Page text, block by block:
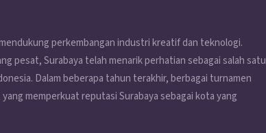
perkembangan industri kreatif dan teknologi.
pesat, Surabaya telah menarik perhatian sebagai salah satu
Dalam beberapa tahun terakhir, berbagai turnamen
memperkuat reputasi Surabaya sebagai kota yang